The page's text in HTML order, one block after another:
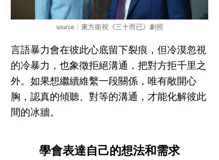
source：東方衛視《三十而已》劇照
言語暴力會在彼此心底留下裂痕，但冷漠忽視
的冷暴力，也象徵拒絕溝通，把對方拒千里之
外。如果想繼續維繫一段關係，唯有敞開心
胸，認真的傾聽、對等的溝通，才能化解彼此
間的冰牆。
學會表達自己的想法和需求